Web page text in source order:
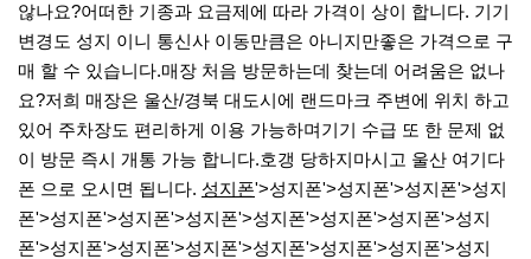
않나요?​어떠한 기종과 요금제에 따라 가격이 상이 합니다. 기기
변경도 성지 이니 통신사 이동만큼은 아니지만좋은 가격으로 구
매 할 수 있습니다.​매장 처음 방문하는데 찾는데 어려움은 없나
요?​저희 매장은 울산/경북 대도시에 랜드마크 주변에 위치 하고
있어 주차장도 편리하게 이용 가능하며기기 수급 또 한 문제 없
이 방문 즉시 개통 가능 합니다.호갱 당하지마시고 울산 여기다
폰 으로 오시면 됩니다. 성지폰'>성지폰'>성지폰'>성지폰'>성지
폰'>성지폰'>성지폰'>성지폰'>성지폰'>성지폰'>성지폰'>성지
폰'>성지폰'>성지폰'>성지폰'>성지폰'>성지폰'>성지폰'>성지